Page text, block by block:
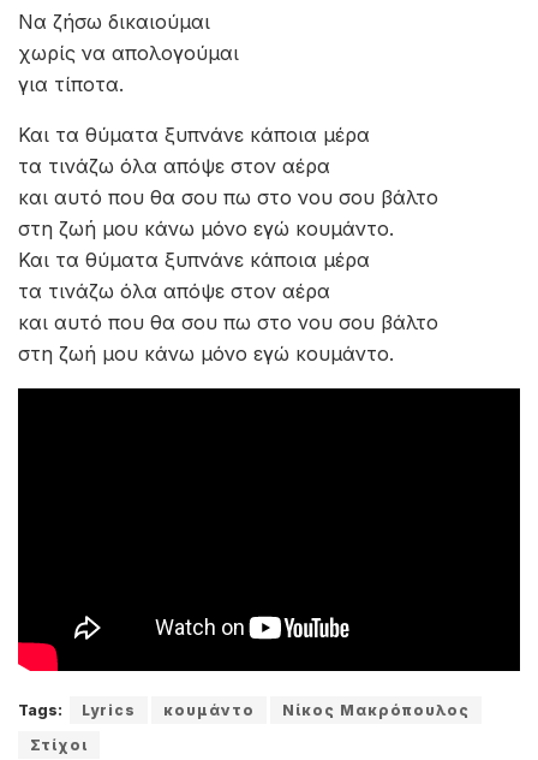
Να ζήσω δικαιούμαι
χωρίς να απολογούμαι
για τίποτα.
Και τα θύματα ξυπνάνε κάποια μέρα
τα τινάζω όλα απόψε στον αέρα
και αυτό που θα σου πω στο νου σου βάλτο
στη ζωή μου κάνω μόνο εγώ κουμάντο.
Και τα θύματα ξυπνάνε κάποια μέρα
τα τινάζω όλα απόψε στον αέρα
και αυτό που θα σου πω στο νου σου βάλτο
στη ζωή μου κάνω μόνο εγώ κουμάντο.
Tags: Lyrics κουμάντο
Νίκος Μακρόπουλος
Στίχοι